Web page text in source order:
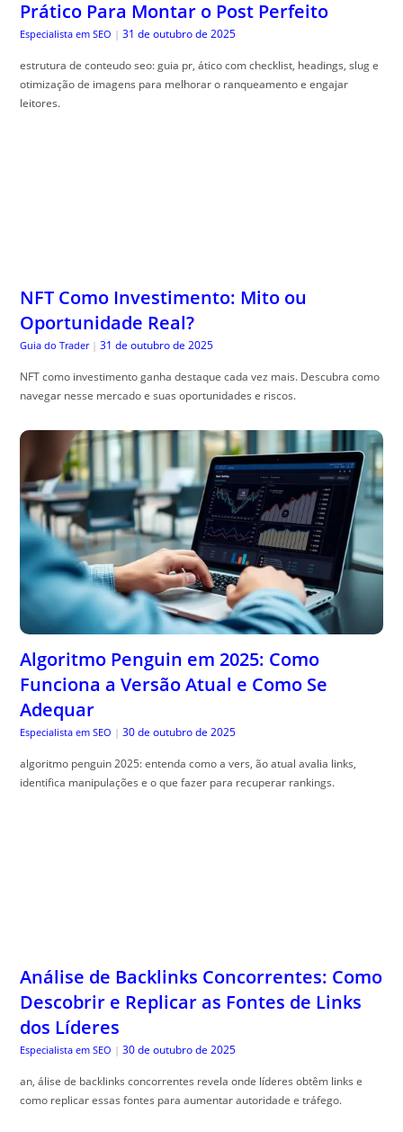
Prático Para Montar o Post Perfeito
Especialista em SEO | 31 de outubro de 2025
estrutura de conteudo seo: guia pr, ático com checklist, headings, slug e
otimização de imagens para melhorar o ranqueamento e engajar
leitores.
NFT Como Investimento: Mito ou
Oportunidade Real?
Guia do Trader | 31 de outubro de 2025
NFT como investimento ganha destaque cada vez mais. Descubra como
navegar nesse mercado e suas oportunidades e riscos.
Algoritmo Penguin em 2025: Como
Funciona a Versão Atual e Como Se
Adequar
Especialista em SEO | 30 de outubro de 2025
algoritmo penguin 2025: entenda como a vers, ão atual avalia links,
identifica manipulações e o que fazer para recuperar rankings.
Análise de Backlinks Concorrentes: Como
Descobrir e Replicar as Fontes de Links
dos Líderes
Especialista em SEO | 30 de outubro de 2025
an, álise de backlinks concorrentes revela onde líderes obtêm links e
como replicar essas fontes para aumentar autoridade e tráfego.